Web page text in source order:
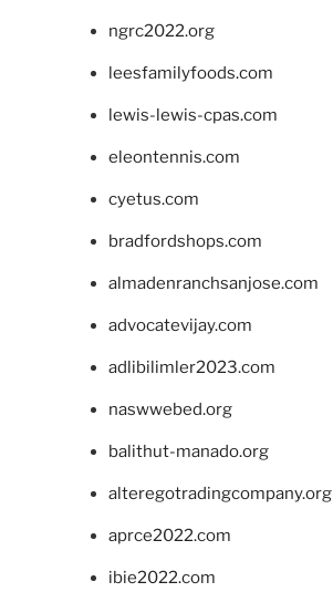
ngrc2022.org
leesfamilyfoods.com
lewis-lewis-cpas.com
eleontennis.com
cyetus.com
bradfordshops.com
almadenranchsanjose.com
advocatevijay.com
adlibilimler2023.com
naswwebed.org
balithut-manado.org
alteregotradingcompany.org
aprce2022.com
ibie2022.com